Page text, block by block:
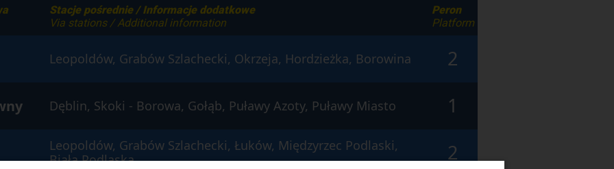
Stacje pośrednie / Informacje dodatkowe
Via stations / Additional information
Peron
Platform
Leopoldów, Grabów Szlachecki, Okrzeja, Hordzieżka, Borowina
2
Dęblin, Skoki - Borowa, Gołąb, Puławy Azoty, Puławy Miasto
1
Leopoldów, Grabów Szlachecki, Łuków, Międzyrzec Podlaski,
Biała Podlaska
2